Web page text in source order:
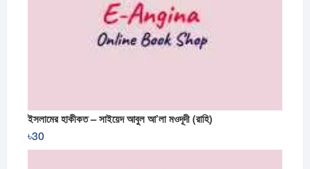
ইসলামের হাকীকত – সাইয়েদ আবুল আ’লা মওদূদী (রাহি)
৳30